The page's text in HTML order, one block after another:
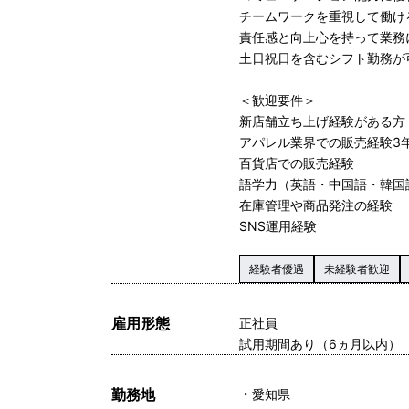
チームワークを重視して働け
責任感と向上心を持って業
土日祝日を含むシフト勤務
＜歓迎要件＞
新店舗立ち上げ経験がある方
アパレル業界での販売経験3
百貨店での販売経験
語学力（英語・中国語・韓国
在庫管理や商品発注の経験
SNS運用経験
経験者優遇 未経験者歓迎
雇用形態
正社員
試用期間あり（6ヵ月以内）
勤務地 愛知県